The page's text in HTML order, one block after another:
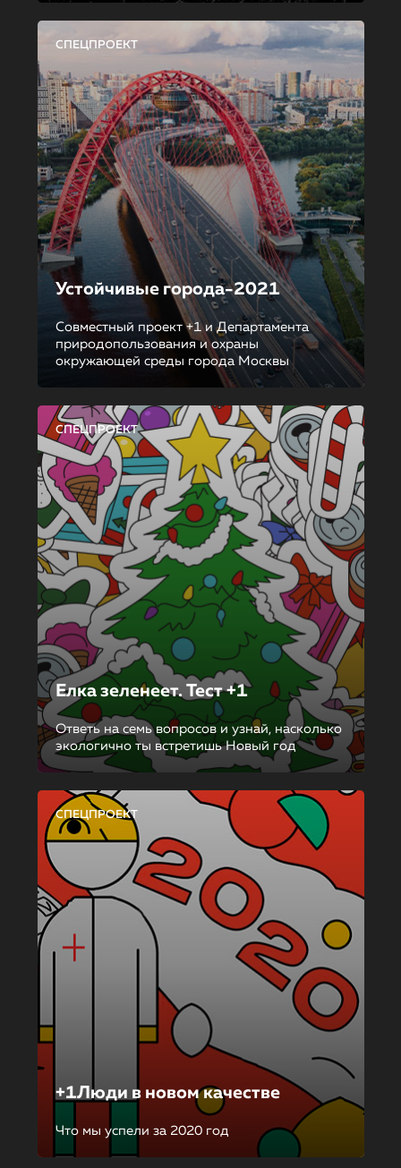
СПЕЦПРОЕКТ
Устойчивые города-2021
Совместный проект +1 и Департамента
природопользования и охраны
окружающей среды города Москвы
СПЕЦПРОЕКТ
Елка зеленеет. Тест +1
Ответь на семь вопросов и узнай, насколько
экологично ты встретишь Новый год
СПЕЦПРОЕКТ
+1Люди в новом качестве
Что мы успели за 2020 год